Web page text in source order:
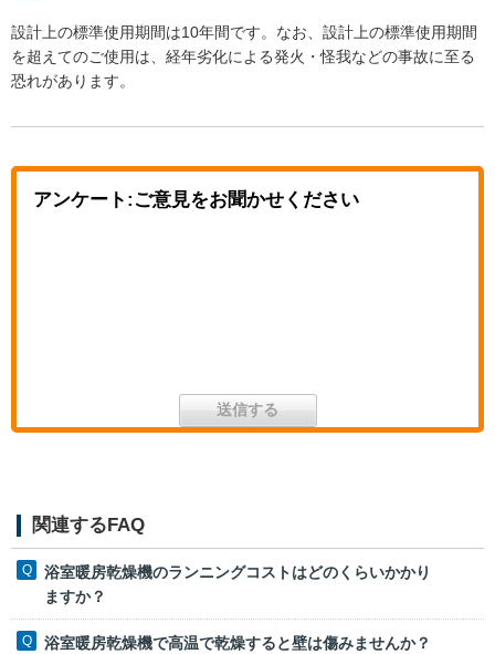
設計上の標準使用期間は10年間です。なお、設計上の標準使用期間
を超えてのご使用は、経年劣化による発火・怪我などの事故に至る
恐れがあります。
アンケート:ご意見をお聞かせください
関連するFAQ
浴室暖房乾燥機のランニングコストはどのくらいかかり
ますか？
浴室暖房乾燥機で高温で乾燥すると壁は傷みませんか？